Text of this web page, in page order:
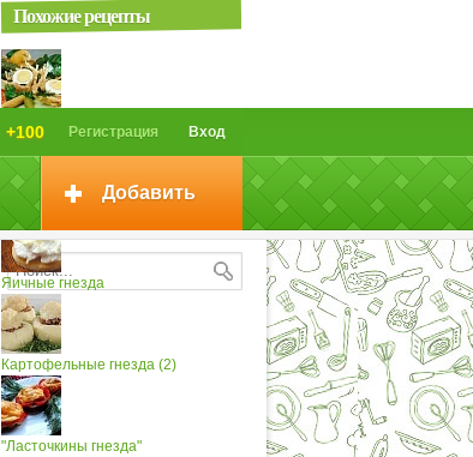
Вход
Регистрация
+100
Добавить
Похожие рецепты
Яичные гнезда
Яичные гнезда
Картофельные гнезда (2)
"Ласточкины гнезда"